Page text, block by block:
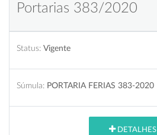
Portarias 383/2020
Status: Vigente
Súmula: PORTARIA FERIAS 383-2020
DETALHES